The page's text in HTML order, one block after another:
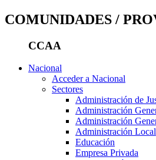
COMUNIDADES /
CCAA
Nacional
Acceder a Nacional
Sectores
Administración de
Administración
Administración
Administración Local
Educación
Empresa Privada